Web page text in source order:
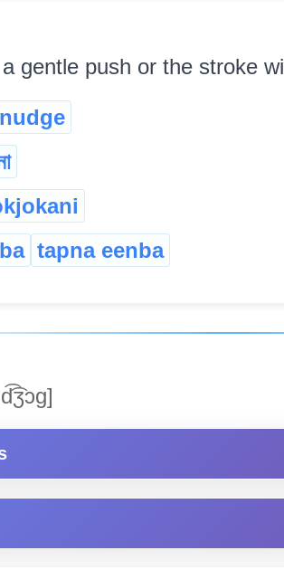
a gentle push or the stroke with
nudge
tapna eenba
d͡͡ʒɔɡ]